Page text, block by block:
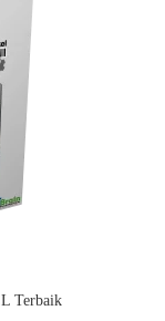
Terbaik